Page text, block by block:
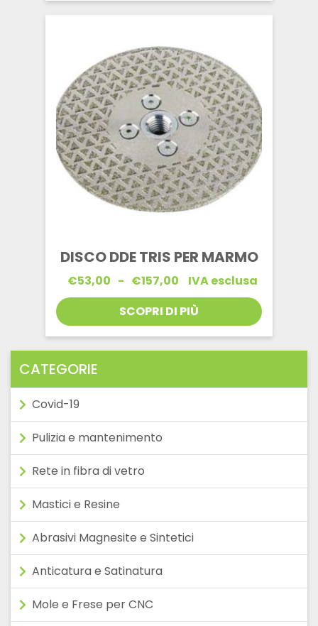
DISCO DDE TRIS PER MARMO
€53,00 - €157,00
Fascia
di
prezzo:
da
€53,00
a
€157,00
IVA esclusa
SCOPRI DI PIÙ
CATEGORIE
Covid-19
Pulizia e mantenimento
Rete in fibra di vetro
Mastici e Resine
Abrasivi Magnesite e Sintetici
Anticatura e Satinatura
Mole e Frese per CNC